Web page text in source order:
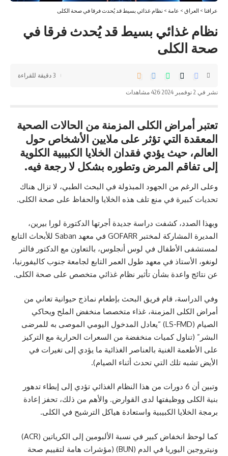
عراقنا > العراق > عامة > نظام غذائي بسيط قد يُحدث فرقا في صحة الكلى
نظام غذائي بسيط قد يُحدث فرقا في
صحة الكلى
نشر في 2 نوفمبر 2024 426 مشاهدات
3 دقيقة للقراءة
تعتبر أمراض الكلى المزمنة من الحالات الصحية
المعقدة التي تؤثر على ملايين الأشخاص حول
العالم، حيث يؤدي فقدان الخلايا الكبيبية الكلوية
إلى تفاقم المرض وتطوره بشكل لا رجعة فيه.
وعلى الرغم من الجهود المبذولة في البحث الطبي، لا تزال هناك
تحديات كبيرة في منع تلف هذه الخلايا والحفاظ على صحة الكلى.
وبهذا الصدد، كشفت دراسة جديدة أجرتها الدكتورة لورا بيرين،
المديرة المشاركة لمختبر GOFARR في معهد Saban للأبحاث التابع
لمستشفى الأطفال في لوس أنجلوس، بالتعاون مع الدكتور فالتر
لونغو، الأستاذ في معهد طول العمر التابع لجامعة جنوب كاليفورنيا،
عن نتائج واعدة بشأن تأثير نظام غذائي متخصص على صحة الكلى.
وفي الدراسة، قام فريق البحث بإطعام نماذج حيوانية تعاني من
أمراض الكلى المزمنة، غذاء متخصصا منخفض الملح ويحاكي
الصيام (LS-FMD) “يعادل المدخول اليومي الموصى به للمرضى
البشر” (تناول كميات منخفضة من السعرات الحرارية مع التركيز
على الأطعمة الغنية بالعناصر الغذائية ما يؤدي إلى تغيرات في
الأيض تشبه تلك التي تحدث أثناء الصيام).
وتبين أن 6 دورات من هذا النظام الغذائي تؤدي إلى إبطاء تدهور
بنية الكلى ووظيفتها لدى القوارض. والأهم من ذلك، تحفز إعادة
برمجة الخلايا الكبيبية واستعادة هياكل الترشيح في الكلى.
كما لوحظ انخفاض كبير في نسبة الألبومين إلى الكرياتين (ACR)
ونيتروجين اليوريا في الدم (BUN) (مؤشرات هامة لتقييم صحة